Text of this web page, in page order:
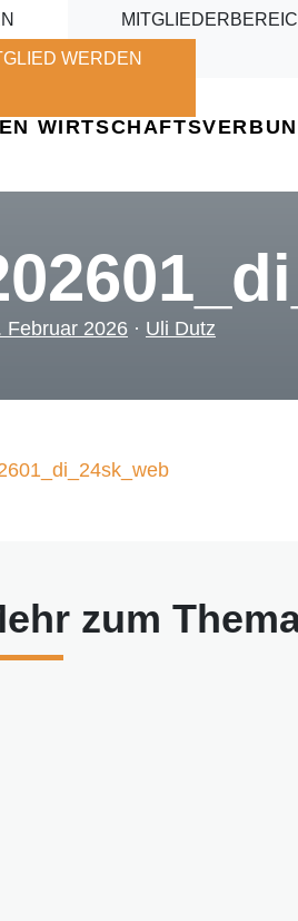
WERDEN
Februar 2026 · Uli Dutz
zum